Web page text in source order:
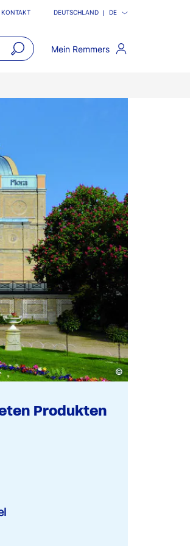
KONTAKT DEUTSCHLAND DE
Mein Remmers
©
Produkten